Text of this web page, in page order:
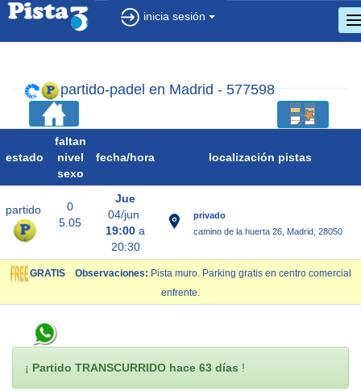
inicia sesión
partido-padel en Madrid - 577598
estado
faltan
nivel
sexo
fecha/hora localización pistas
partido
0
5.05
Jue
04/jun
19:00 a
20:30
privado
camino de la huerta 26, Madrid, 28050
GRATIS Observaciones: Pista muro. Parking gratis en centro comercial
enfrente.
¡ Partido TRANSCURRIDO hace 63 días !